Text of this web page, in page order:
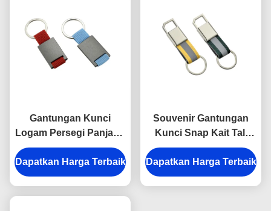
Gantungan Kunci
Logam Persegi Panjang
Pemegang Laser
Engraving Kanvas
Hadiah Souvenir
Dapatkan Harga Terbaik
Souvenir Gantungan
Kunci Snap Kait Tali
Logam Tebal 9mm Tebal
Kanvas Terang
Dapatkan Harga Terbaik